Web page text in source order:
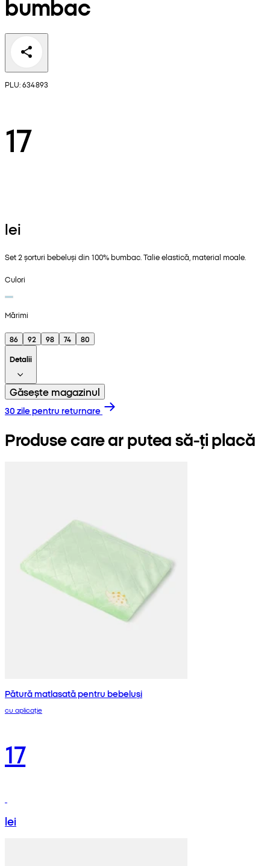
bumbac
PLU: 634893
17
lei
Set 2 șorturi bebeluși din 100% bumbac. Talie elastică, material moale.
Culori
Mărimi
86 92 98 74
80
Detalii
Găsește magazinul
30 zile pentru returnare
Produse care ar putea să-ți placă
Pătură matlasată pentru bebeluși
cu aplicație
17
lei